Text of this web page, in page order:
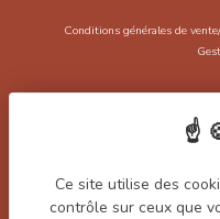
Conditions générales de vente/
Ce site utilise des
contrôle sur ceux que